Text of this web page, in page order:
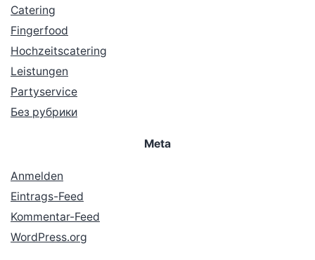
Catering
Fingerfood
Hochzeitscatering
Leistungen
Partyservice
Без рубрики
Meta
Anmelden
Eintrags-Feed
Kommentar-Feed
WordPress.org